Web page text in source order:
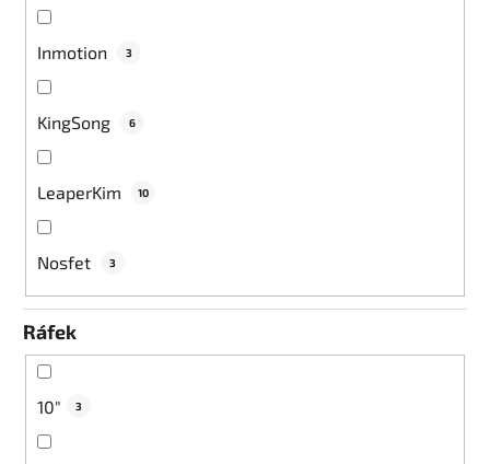
Inmotion 3
KingSong 6
LeaperKim 10
Nosfet 3
Ráfek
10" 3